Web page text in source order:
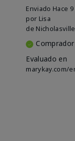
Enviado Hace
por Lisa
de Nicholasville
Evaluado en
marykay.com/